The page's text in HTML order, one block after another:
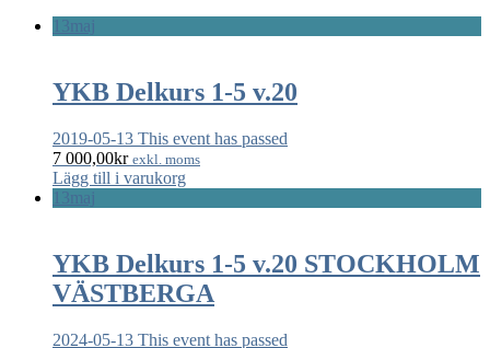
13maj
YKB Delkurs 1-5 v.20
2019-05-13 This event has passed
7 000,00kr exkl. moms
Lägg till i varukorg
13maj
YKB Delkurs 1-5 v.20 STOCKHOLM
VÄSTBERGA
2024-05-13 This event has passed